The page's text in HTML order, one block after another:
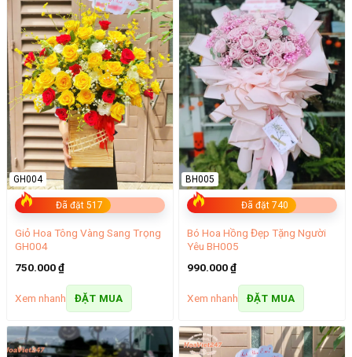
Đã đặt 517
GH004
Giỏ Hoa Tông Vàng Sang Trọng
GH004
750.000₫
Xem nhanh ĐẶT MUA
Đã đặt 740
BH005
Bó Hoa Hồng Đẹp Tặng Người
Yêu BH005
990.000₫
Xem nhanh ĐẶT MUA